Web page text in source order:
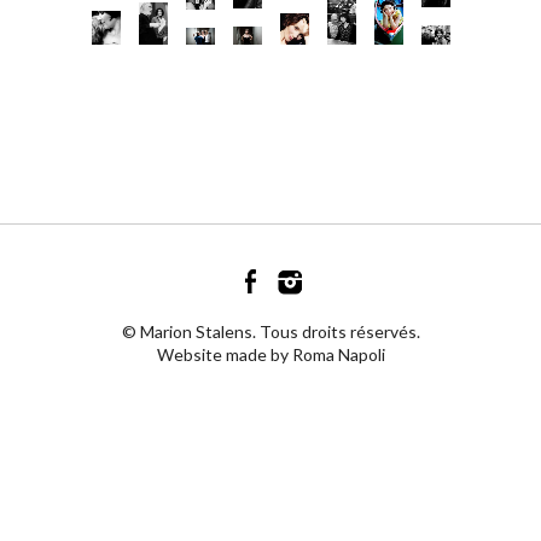
© Marion Stalens. Tous droits réservés.
Website made by Roma Napoli